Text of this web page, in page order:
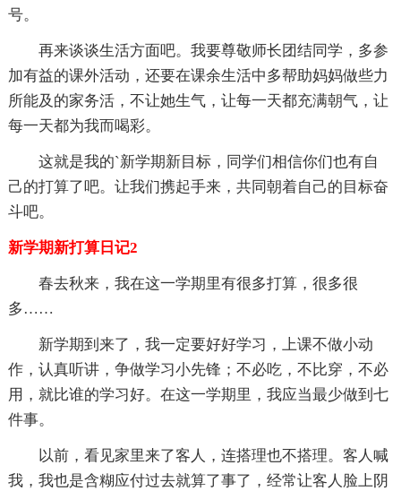
号。
再来谈谈生活方面吧。我要尊敬师长团结同学，多参
加有益的课外活动，还要在课余生活中多帮助妈妈做些力
所能及的家务活，不让她生气，让每一天都充满朝气，让
每一天都为我而喝彩。
这就是我的`新学期新目标，同学们相信你们也有自
己的打算了吧。让我们携起手来，共同朝着自己的目标奋
斗吧。
新学期新打算日记2
春去秋来，我在这一学期里有很多打算，很多很
多……
新学期到来了，我一定要好好学习，上课不做小动
作，认真听讲，争做学习小先锋；不必吃，不比穿，不必
用，就比谁的学习好。在这一学期里，我应当最少做到七
件事。
以前，看见家里来了客人，连搭理也不搭理。客人喊
我，我也是含糊应付过去就算了事了，经常让客人脸上阴